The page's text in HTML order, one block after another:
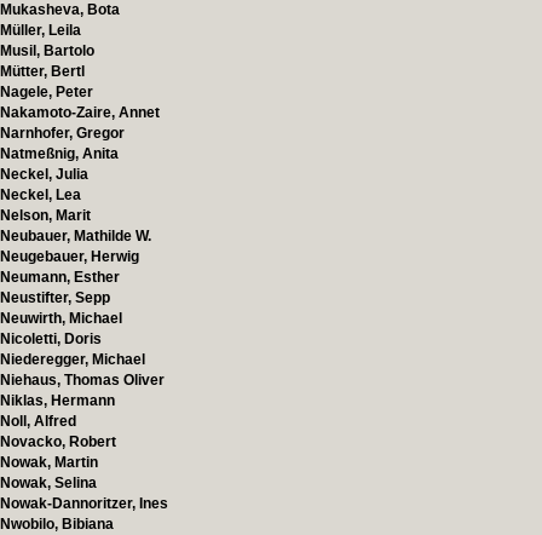
Mukasheva, Bota
Müller, Leila
Musil, Bartolo
Mütter, Bertl
Nagele, Peter
Nakamoto-Zaire, Annet
Narnhofer, Gregor
Natmeßnig, Anita
Neckel, Julia
Neckel, Lea
Nelson, Marit
Neubauer, Mathilde W.
Neugebauer, Herwig
Neumann, Esther
Neustifter, Sepp
Neuwirth, Michael
Nicoletti, Doris
Niederegger, Michael
Niehaus, Thomas Oliver
Niklas, Hermann
Noll, Alfred
Novacko, Robert
Nowak, Martin
Nowak, Selina
Nowak-Dannoritzer, Ines
Nwobilo, Bibiana